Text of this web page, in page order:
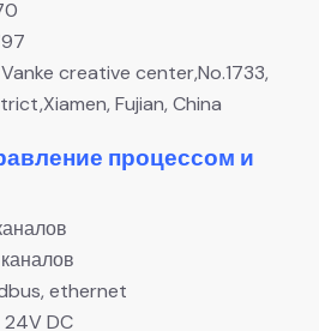
creative center,No.1733,
Fujian, China
процессом и
ethernet
24V DC